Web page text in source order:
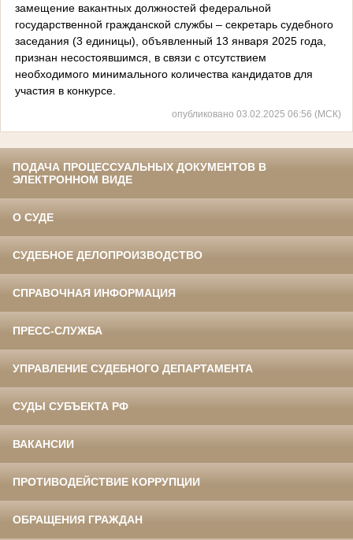
замещение вакантных должностей федеральной
государственной гражданской службы – секретарь судебного
заседания (3 единицы), объявленный 13 января 2025 года,
признан несостоявшимся, в связи с отсутствием
необходимого минимального количества кандидатов для
участия в конкурсе.
опубликовано 03.02.2025 06:56 (МСК)
ПОДАЧА ПРОЦЕССУАЛЬНЫХ ДОКУМЕНТОВ В
ЭЛЕКТРОННОМ ВИДЕ
О СУДЕ
СУДЕБНОЕ ДЕЛОПРОИЗВОДСТВО
СПРАВОЧНАЯ ИНФОРМАЦИЯ
ПРЕСС-СЛУЖБА
УПРАВЛЕНИЕ СУДЕБНОГО ДЕПАРТАМЕНТА
СУДЫ СУБЪЕКТА РФ
ВАКАНСИИ
ПРОТИВОДЕЙСТВИЕ КОРРУПЦИИ
ОБРАЩЕНИЯ ГРАЖДАН